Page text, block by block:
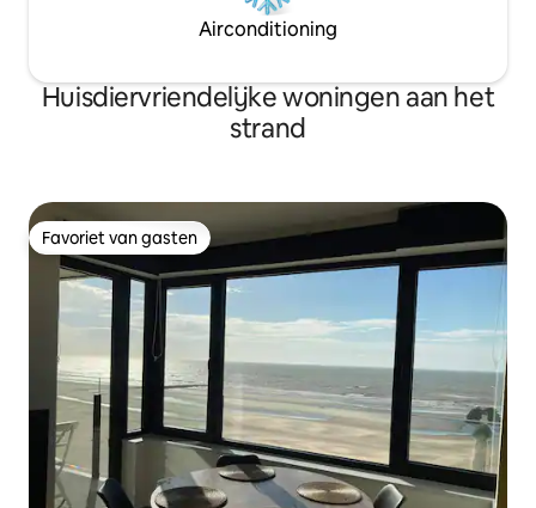
Airconditioning
Huisdiervriendelijke woningen aan het
strand
Favoriet van gasten
Favoriet van gasten